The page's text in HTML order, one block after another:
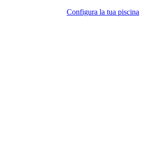
Configura la tua piscina